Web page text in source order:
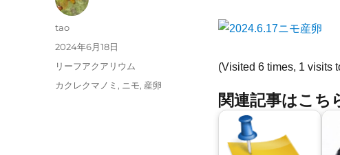
(Visited 6 times, 1 visits
関連記事はこち
投
tao
投
稿
2024年6月18日
カ
リーフアクアリウム
タ
カクレクマノミ , ニモ, 産卵